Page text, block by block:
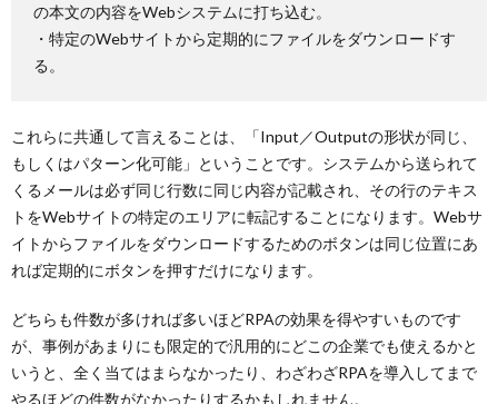
の本文の内容をWebシステムに打ち込む。
・特定のWebサイトから定期的にファイルをダウンロードす
る。
これらに共通して言えることは、「Input／Outputの形状が同じ、
もしくはパターン化可能」ということです。システムから送られて
くるメールは必ず同じ行数に同じ内容が記載され、その行のテキス
トをWebサイトの特定のエリアに転記することになります。Webサ
イトからファイルをダウンロードするためのボタンは同じ位置にあ
れば定期的にボタンを押すだけになります。
どちらも件数が多ければ多いほどRPAの効果を得やすいものです
が、事例があまりにも限定的で汎用的にどこの企業でも使えるかと
いうと、全く当てはまらなかったり、わざわざRPAを導入してまで
やるほどの件数がなかったりするかもしれません。